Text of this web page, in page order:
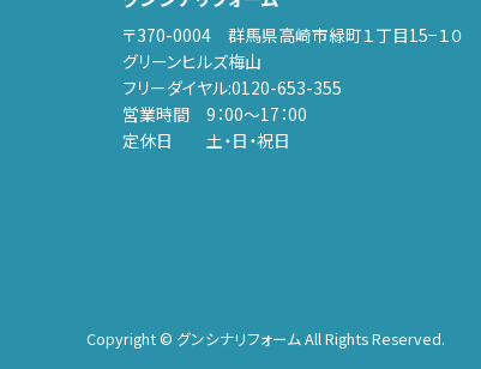
〒370-0004 群馬県高崎市緑町１丁目15−１０
グリーンヒルズ梅山
フリーダイヤル:0120-653-355
営業時間 9：00～17：00
定休日 土・日・祝日
Copyright © グンシナリフォーム All Rights Reserved.